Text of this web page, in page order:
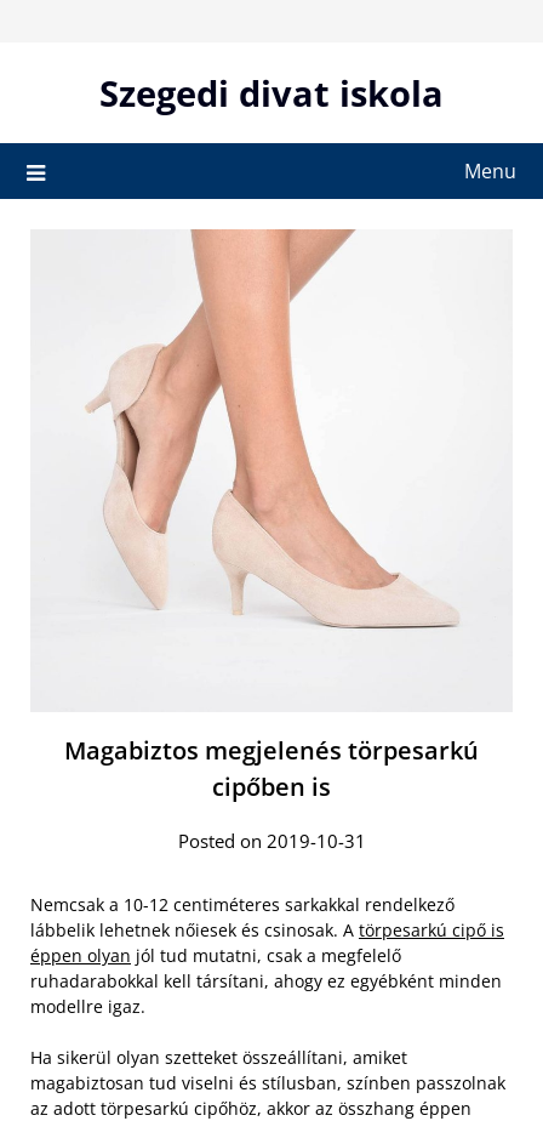
Szegedi divat iskola
Menu
Magabiztos megjelenés törpesarkú
cipőben is
Posted on 2019-10-31
Nemcsak a 10-12 centiméteres sarkakkal rendelkező
lábbelik lehetnek nőiesek és csinosak. A törpesarkú cipő is
éppen olyan jól tud mutatni, csak a megfelelő
ruhadarabokkal kell társítani, ahogy ez egyébként minden
modellre igaz.
Ha sikerül olyan szetteket összeállítani, amiket
magabiztosan tud viselni és stílusban, színben passzolnak
az adott törpesarkú cipőhöz, akkor az összhang éppen